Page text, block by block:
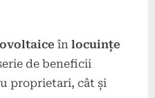
în locuințe
de beneficii
proprietari, cât și